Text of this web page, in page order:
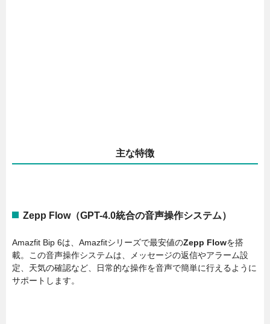
主な特徴
Zepp Flow（GPT-4.0統合の音声操作システム）
Amazfit Bip 6は、Amazfitシリーズで最安値のZepp Flowを搭
載。この音声操作システムは、メッセージの返信やアラーム設
定、天気の確認など、日常的な操作を音声で簡単に行えるように
サポートします。